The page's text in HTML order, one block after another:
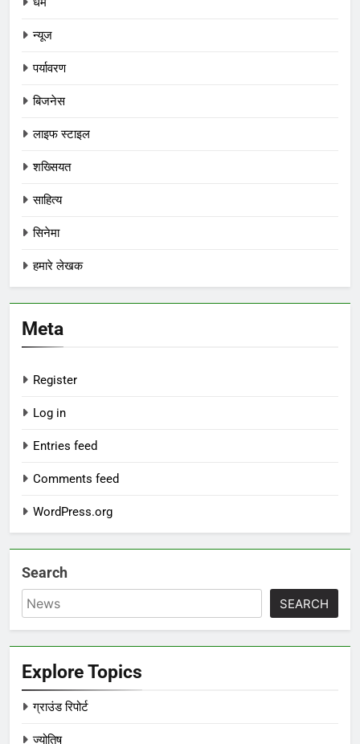
न्यूज
पर्यावरण
बिजनेस
लाइफ स्टाइल
शख्सियत
साहित्य
सिनेमा
हमारे लेखक
Meta
Register
Log in
Entries feed
Comments feed
WordPress.org
Search
SEARCH
Explore Topics
ग्राउंड रिपोर्ट
ज्योतिष